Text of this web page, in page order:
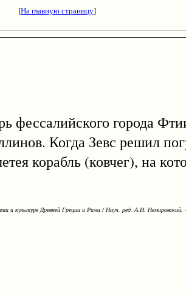
[На главную страницу]
фессалийского города
Когда Зевс решил
корабль (ковчег), на
и культуре Древней Греции и Рима / Науч. ред. А.И. Немировский.